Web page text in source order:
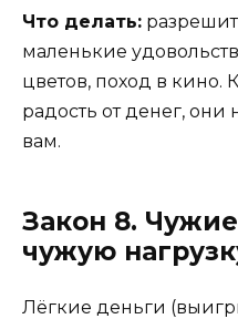
Что делать:
маленькие
цветов, поход в кино.
радость от денег,
вам.
Закон 8.
чужую
Лёгкие деньги